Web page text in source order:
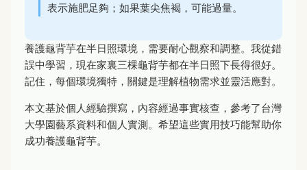
表示施肥足夠；如果葉尖焦褐，可能過量。
養護龜背芋在半日照環境，需要耐心觀察和調整。我從錯
誤中學習，現在家裏三棵龜背芋都在半日照下長得很好。
記住，每個環境獨特，關鍵是理解植物需求並靈活應對。
本文基於個人經驗撰寫，內容經過事實核查，參考了台灣
大學園藝系資料和個人實測。希望這些實用技巧能幫助你
成功養護龜背芋。